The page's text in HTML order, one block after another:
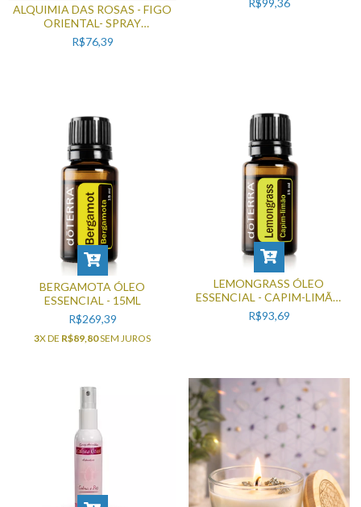
ALQUIMIA DAS ROSAS - FIGO
ORIENTAL- SPRAY
AMBIENTAL
R$76,39
R$99,36
BERGAMOTA ÓLEO
ESSENCIAL - 15ML
R$269,39
3X DE R$89,80SEM JUROS
LEMONGRASS ÓLEO
ESSENCIAL - CAPIM-LIMÃO
15ML
R$93,69